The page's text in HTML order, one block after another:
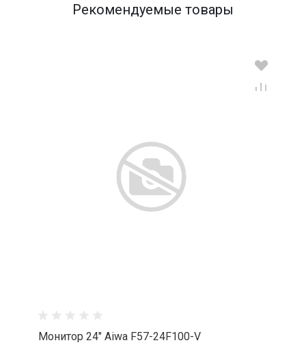
Рекомендуемые товары
Монитор 24" Aiwa F57-24F100-V